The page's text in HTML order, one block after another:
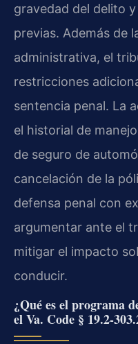
gravedad del delito
previas. Además de
administrativa, el
restricciones
sentencia penal. La
el historial de
de seguro de
cancelación de la
defensa penal con
argumentar ante el
mitigar el impacto
conducir.
¿Qué es el programa
el Va. Code § 19.2-